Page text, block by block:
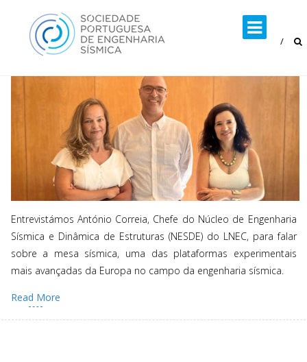
content
Entrevistámos António Correia, Chefe do Núcleo de Engenharia
Sísmica e Dinâmica de Estruturas (NESDE) do LNEC, para falar
sobre a mesa sísmica, uma das plataformas experimentais
mais avançadas da Europa no campo da engenharia sísmica.
Read More